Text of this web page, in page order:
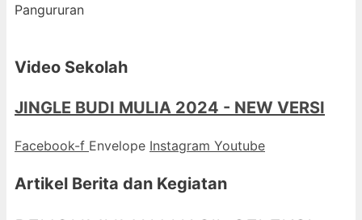
Pangururan
Video Sekolah
JINGLE BUDI MULIA 2024 - NEW VERSI
Facebook-f Envelope Instagram Youtube
Artikel Berita dan Kegiatan